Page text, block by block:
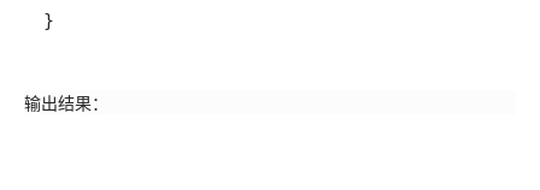
}
输出结果：